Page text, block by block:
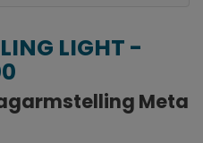
LIGHT -
Meta